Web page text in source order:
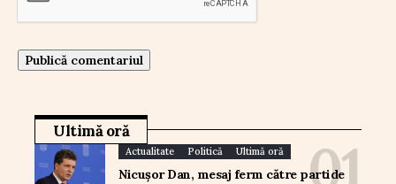
Ultimă oră
Actualitate Politică Ultimă oră
Nicușor Dan, mesaj ferm către partide